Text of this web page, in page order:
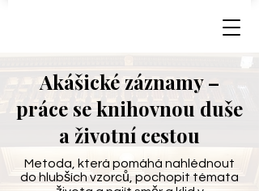
Akášické záznamy –
práce se knihovnou duše
a životní cestou
Metoda, která pomáhá nahlédnout
do hlubších vzorců, pochopit témata